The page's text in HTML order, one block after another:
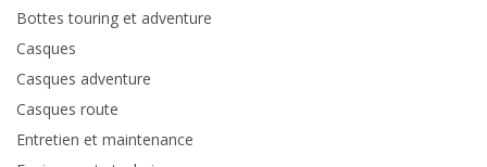
Bottes touring et adventure
Casques
Casques adventure
Casques route
Entretien et maintenance